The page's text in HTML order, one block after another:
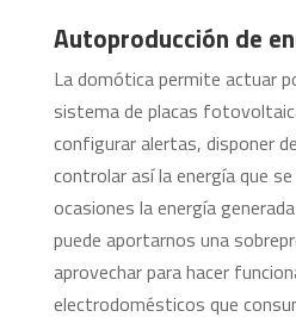
Autoproducción de
La domótica permite actuar
sistema de placas
configurar alertas, disponer
controlar así la energía que
ocasiones la energía
puede aportarnos una
aprovechar para hacer
electrodomésticos que